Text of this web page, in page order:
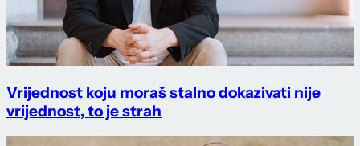
Vrijednost koju moraš stalno dokazivati nije
vrijednost, to je strah